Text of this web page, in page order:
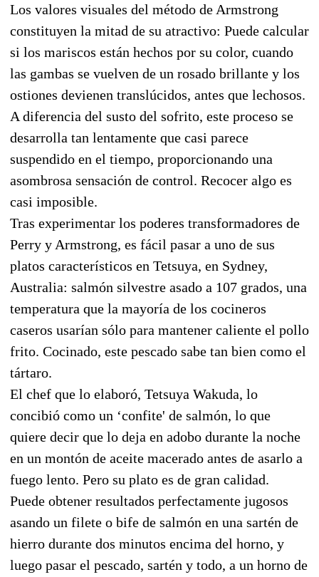
Los valores visuales del método de Armstrong
constituyen la mitad de su atractivo: Puede calcular
si los mariscos están hechos por su color, cuando
las gambas se vuelven de un rosado brillante y los
ostiones devienen translúcidos, antes que lechosos.
A diferencia del susto del sofrito, este proceso se
desarrolla tan lentamente que casi parece
suspendido en el tiempo, proporcionando una
asombrosa sensación de control. Recocer algo es
casi imposible.
Tras experimentar los poderes transformadores de
Perry y Armstrong, es fácil pasar a uno de sus
platos característicos en Tetsuya, en Sydney,
Australia: salmón silvestre asado a 107 grados, una
temperatura que la mayoría de los cocineros
caseros usarían sólo para mantener caliente el pollo
frito. Cocinado, este pescado sabe tan bien como el
tártaro.
El chef que lo elaboró, Tetsuya Wakuda, lo
concibió como un ‘confite' de salmón, lo que
quiere decir que lo deja en adobo durante la noche
en un montón de aceite macerado antes de asarlo a
fuego lento. Pero su plato es de gran calidad.
Puede obtener resultados perfectamente jugosos
asando un filete o bife de salmón en una sartén de
hierro durante dos minutos encima del horno, y
luego pasar el pescado, sartén y todo, a un horno de